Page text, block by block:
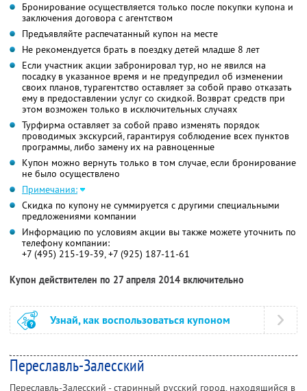
Бронирование осуществляется только после покупки купона и
заключения договора с агентством
Предъявляйте распечатанный купон на месте
Не рекомендуется брать в поездку детей младше 8 лет
Если участник акции забронировал тур, но не явился на
посадку в указанное время и не предупредил об изменении
своих планов, турагентство оставляет за собой право отказать
ему в предоставлении услуг со скидкой. Возврат средств при
этом возможен только в исключительных случаях
Турфирма оставляет за собой право изменять порядок
проводимых экскурсий, гарантируя соблюдение всех пунктов
программы, либо замену их на равноценные
Купон можно вернуть только в том случае, если бронирование
не было осуществлено
Примечания:
Скидка по купону не суммируется с другими специальными
предложениями компании
Информацию по условиям акции вы также можете уточнить по
телефону компании:
+7 (495) 215-19-39, +7 (925) 187-11-61
Купон действителен по 27 апреля 2014 включительно
Узнай, как воспользоваться купоном
Переславль-Залесский
Переславль-Залесский - старинный русский город, находящийся в